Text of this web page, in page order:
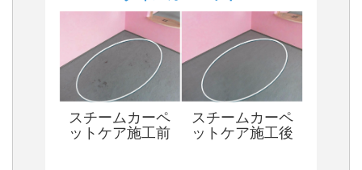
スチームカーペ
ットケア施工前
スチームカーペ
ットケア施工後